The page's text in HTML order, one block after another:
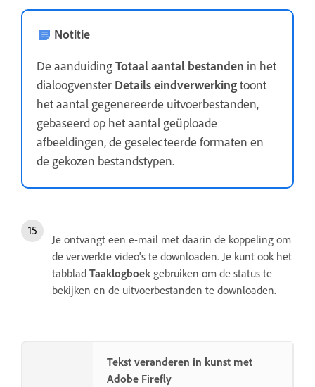
Notitie
De aanduidingTotaal aantal bestanden in het
dialoogvenster Details eindverwerkingtoont
het aantal gegenereerde uitvoerbestanden,
gebaseerd op het aantal geüploade
afbeeldingen, de geselecteerde formaten en
de gekozen bestandstypen.
Je ontvangt een e-mail met daarin de koppeling om
de verwerkte video's te downloaden. Je kunt ook het
tabblad Taaklogboek gebruiken om de status te
bekijken en de uitvoerbestanden te downloaden.
Tekst veranderen in kunst met
Adobe Firefly